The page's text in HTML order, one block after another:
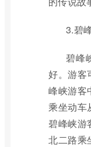
3.碧
碧峰
好。游客
峰峡游客
乘坐动车
碧峰峡游
北二路乘